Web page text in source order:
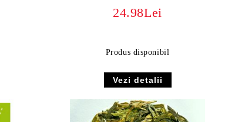
24.98Lei
Produs disponibil
Vezi detalii